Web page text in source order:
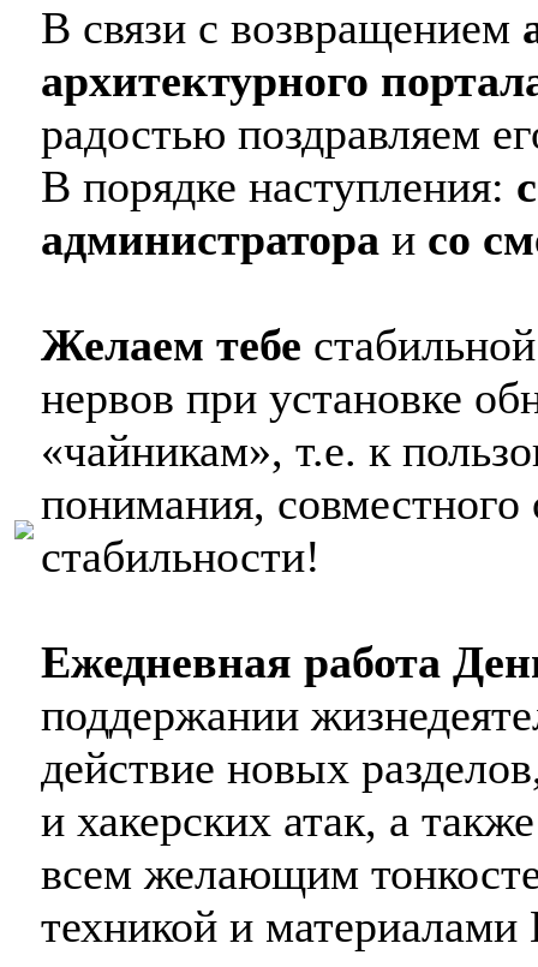
В связи с возвращением
архитектурного
радостью поздравляем
В порядке наступления:
администратора и со
Желаем тебе
нервов при установке
«чайникам», т.е. к
понимания,
стабильности!
Ежедневная работа
поддержании
действие новых
и хакерских атак, а
всем желающим
техникой и